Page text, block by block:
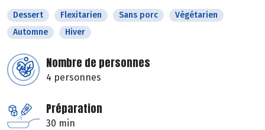
Dessert Flexitarien Sans porc
Végétarien
Automne
Hiver
Nombre de personnes
4 personnes
Préparation
30 min